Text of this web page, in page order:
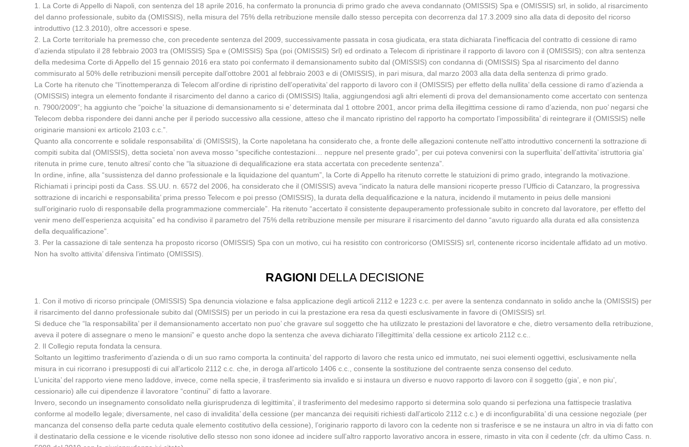
1. La Corte di Appello di Napoli, con sentenza del 18 aprile 2016, ha confermato la pronuncia di primo grado che aveva condannato (OMISSIS) Spa e (OMISSIS) srl, in solido, al risarcimento
del danno professionale, subito da (OMISSIS), nella misura del 75% della retribuzione mensile dallo stesso percepita con decorrenza dal 17.3.2009 sino alla data di deposito del ricorso
introduttivo (12.3.2010), oltre accessori e spese.
2. La Corte territoriale ha premesso che, con precedente sentenza del 2009, successivamente passata in cosa giudicata, era stata dichiarata l’inefficacia del contratto di cessione di ramo
d’azienda stipulato il 28 febbraio 2003 tra (OMISSIS) Spa e (OMISSIS) Spa (poi (OMISSIS) Srl) ed ordinato a Telecom di ripristinare il rapporto di lavoro con il (OMISSIS); con altra sentenza
della medesima Corte di Appello del 15 gennaio 2016 era stato poi confermato il demansionamento subito dal (OMISSIS) con condanna di (OMISSIS) Spa al risarcimento del danno
commisurato al 50% delle retribuzioni mensili percepite dall’ottobre 2001 al febbraio 2003 e di (OMISSIS), in pari misura, dal marzo 2003 alla data della sentenza di primo grado.
La Corte ha ritenuto che “l’inottemperanza di Telecom all’ordine di ripristino dell’operativita’ del rapporto di lavoro con il (OMISSIS) per effetto della nullita’ della cessione di ramo d’azienda a
(OMISSIS) integra un elemento fondante il risarcimento del danno a carico di (OMISSIS) Italia, aggiungendosi agli altri elementi di prova del demansionamento come accertato con sentenza
n. 7900/2009”; ha aggiunto che “poiche’ la situazione di demansionamento si e’ determinata dal 1 ottobre 2001, ancor prima della illegittima cessione di ramo d’azienda, non puo’ negarsi che
Telecom debba rispondere dei danni anche per il periodo successivo alla cessione, atteso che il mancato ripristino del rapporto ha comportato l’impossibilita’ di reintegrare il (OMISSIS) nelle
originarie mansioni ex articolo 2103 c.c.”.
Quanto alla concorrente e solidale responsabilita’ di (OMISSIS), la Corte napoletana ha considerato che, a fronte delle allegazioni contenute nell’atto introduttivo concernenti la sottrazione di
compiti subita dal (OMISSIS), detta societa’ non aveva mosso “specifiche contestazioni… neppure nel presente grado”, per cui poteva convenirsi con la superfluita’ dell’attivita’ istruttoria gia’
ritenuta in prime cure, tenuto altresi’ conto che “la situazione di dequalificazione era stata accertata con precedente sentenza”.
In ordine, infine, alla “sussistenza del danno professionale e la liquidazione del quantum”, la Corte di Appello ha ritenuto corrette le statuizioni di primo grado, integrando la motivazione.
Richiamati i principi posti da Cass. SS.UU. n. 6572 del 2006, ha considerato che il (OMISSIS) aveva “indicato la natura delle mansioni ricoperte presso l’Ufficio di Catanzaro, la progressiva
sottrazione di incarichi e responsabilita’ prima presso Telecom e poi presso (OMISSIS), la durata della dequalificazione e la natura, incidendo il mutamento in peius delle mansioni
sull’originario ruolo di responsabile della programmazione commerciale”. Ha ritenuto “accertato il consistente depauperamento professionale subito in concreto dal lavoratore, per effetto del
venir meno dell’esperienza acquisita” ed ha condiviso il parametro del 75% della retribuzione mensile per misurare il risarcimento del danno “avuto riguardo alla durata ed alla consistenza
della dequalificazione”.
3. Per la cassazione di tale sentenza ha proposto ricorso (OMISSIS) Spa con un motivo, cui ha resistito con controricorso (OMISSIS) srl, contenente ricorso incidentale affidato ad un motivo.
Non ha svolto attivita’ difensiva l’intimato (OMISSIS).
RAGIONI DELLA DECISIONE
1. Con il motivo di ricorso principale (OMISSIS) Spa denuncia violazione e falsa applicazione degli articoli 2112 e 1223 c.c. per avere la sentenza condannato in solido anche la (OMISSIS) per
il risarcimento del danno professionale subito dal (OMISSIS) per un periodo in cui la prestazione era resa da questi esclusivamente in favore di (OMISSIS) srl.
Si deduce che “la responsabilita’ per il demansionamento accertato non puo’ che gravare sul soggetto che ha utilizzato le prestazioni del lavoratore e che, dietro versamento della retribuzione,
aveva il potere di assegnare o meno le mansioni” e questo anche dopo la sentenza che aveva dichiarato l’illegittimita’ della cessione ex articolo 2112 c.c..
2. Il Collegio reputa fondata la censura.
Soltanto un legittimo trasferimento d’azienda o di un suo ramo comporta la continuita’ del rapporto di lavoro che resta unico ed immutato, nei suoi elementi oggettivi, esclusivamente nella
misura in cui ricorrano i presupposti di cui all’articolo 2112 c.c. che, in deroga all’articolo 1406 c.c., consente la sostituzione del contraente senza consenso del ceduto.
L’unicita’ del rapporto viene meno laddove, invece, come nella specie, il trasferimento sia invalido e si instaura un diverso e nuovo rapporto di lavoro con il soggetto (gia’, e non piu’,
cessionario) alle cui dipendenze il lavoratore “continui” di fatto a lavorare.
Invero, secondo un insegnamento consolidato nella giurisprudenza di legittimita’, il trasferimento del medesimo rapporto si determina solo quando si perfeziona una fattispecie traslativa
conforme al modello legale; diversamente, nel caso di invalidita’ della cessione (per mancanza dei requisiti richiesti dall’articolo 2112 c.c.) e di inconfigurabilita’ di una cessione negoziale (per
mancanza del consenso della parte ceduta quale elemento costitutivo della cessione), l’originario rapporto di lavoro con la cedente non si trasferisce e se ne instaura un altro in via di fatto con
il destinatario della cessione e le vicende risolutive dello stesso non sono idonee ad incidere sull’altro rapporto lavorativo ancora in essere, rimasto in vita con il cedente (cfr. da ultimo Cass. n.